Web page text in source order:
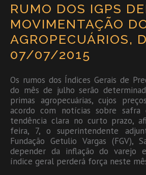
RUMO DOS IGPS
MOVIMENTAÇÃO
AGROPECUÁRIOS,
07/07/2015
Os rumos dos Índices Gerais de
do mês de julho serão
primas agropecuárias, cujos
acordo com notícias sobre safra
tendência clara no curto prazo,
feira, 7, o superintendente
Fundação Getulio Vargas (FGV),
depender da inflação do varejo
índice geral perderá força neste